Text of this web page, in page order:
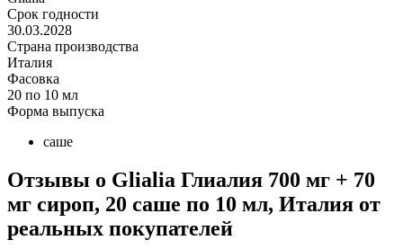
Срок годности
30.03.2028
Страна производства
Италия
Фасовка
20 по 10 мл
Форма выпуска
саше
Отзывы о Glialia Глиалия 700 мг + 70
мг сироп, 20 саше по 10 мл, Италия от
реальных покупателeй